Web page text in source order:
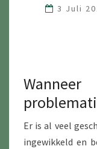
3 Juli
Er is al veel
ingewikkeld en